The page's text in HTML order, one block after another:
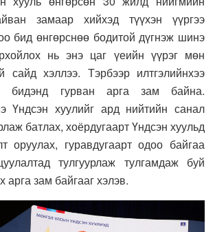
замаар хийхэд түүхэн үүргээ
бид өнгөрснөө бодитой дүгнэж шинэ
нь энэ цаг үеийн үүрэг мөн
сайд хэллээ. Тэрбээр илтгэлийнхээ
бидэнд гурван арга зам байна.
Үндсэн хуулийг ард нийтийн санал
батлах, хоёрдугаарт Үндсэн хуульд
оруулах, гуравдугаарт одоо байгаа
тулгуурлаж тулгамдаж буй
арга зам байгааг хэлэв.